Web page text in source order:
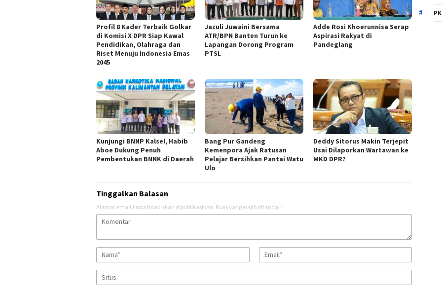
Profil 8 Kader Terbaik Golkar
di Komisi X DPR Siap Kawal
Pendidikan, Olahraga dan
Riset Menuju Indonesia Emas
2045
Jazuli Juwaini Bersama
ATR/BPN Banten Turun ke
Lapangan Dorong Program
PTSL
Adde Rosi Khoerunnisa Serap
Aspirasi Rakyat di
Pandeglang
Kunjungi BNNP Kalsel, Habib
Aboe Dukung Penuh
Pembentukan BNNK di Daerah
Bang Pur Gandeng
Kemenpora Ajak Ratusan
Pelajar Bersihkan Pantai Watu
Ulo
Deddy Sitorus Makin Terjepit
Usai Dilaporkan Wartawan ke
MKD DPR?
Tinggalkan Balasan
Alamat email Anda tidak akan dipublikasikan. Ruas yang wajib ditandai *